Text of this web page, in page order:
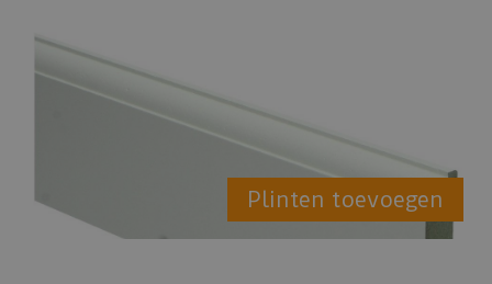
Plinten toevoegen